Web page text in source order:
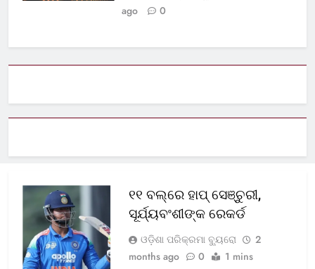
ago
0
୧୧ ବଲ୍‌ରେ ହାପ୍ ସେଞ୍ଚୁରୀ,
ସୂର୍ଯ୍ୟବଂଶୀଙ୍କ ରେକର୍ଡ
ଓଡ଼ିଶା ପରିକ୍ରମା ବ୍ୟୁରୋ
2
months ago
0 1 mins